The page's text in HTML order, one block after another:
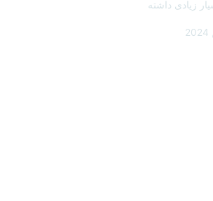
زیادی داشته